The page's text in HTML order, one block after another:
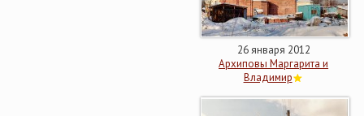
26 января 2012
Архиповы Маргарита и
Владимир